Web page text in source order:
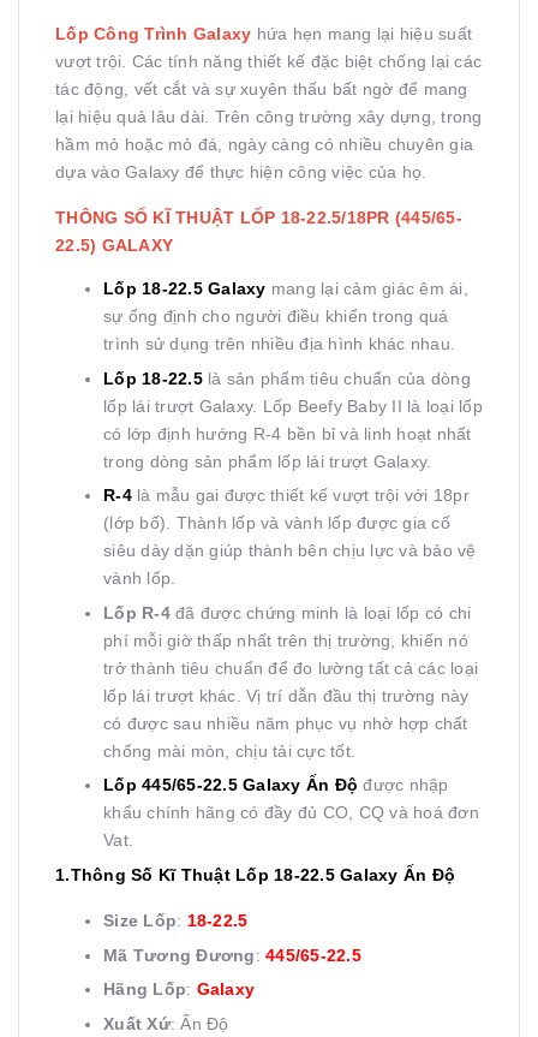
Lốp Công Trình Galaxy hứa hẹn mang lại hiệu suất
vượt trội. Các tính năng thiết kế đặc biệt chống lại các
tác động, vết cắt và sự xuyên thấu bất ngờ để mang
lại hiệu quả lâu dài. Trên công trường xây dựng, trong
hầm mỏ hoặc mỏ đá, ngày càng có nhiều chuyên gia
dựa vào Galaxy để thực hiện công việc của họ.
THÔNG SỐ KĨ THUẬT LỐP 18-22.5/18PR (445/65-
22.5) GALAXY
Lốp 18-22.5 Galaxy mang lại cảm giác êm ái,
sự ổng định cho người điều khiển trong quá
trình sử dụng trên nhiều địa hình khác nhau.
Lốp 18-22.5 là sản phẩm tiêu chuẩn của dòng
lốp lái trượt Galaxy. Lốp Beefy Baby II là loại lốp
có lớp định hướng R-4 bền bỉ và linh hoạt nhất
trong dòng sản phẩm lốp lái trượt Galaxy.
R-4là mẫu gai được thiết kế vượt trội với 18pr
(lớp bố). Thành lốp và vành lốp được gia cố
siêu dày dặn giúp thành bên chịu lực và bảo vệ
vành lốp.
Lốp R-4 đã được chứng minh là loại lốp có chi
phí mỗi giờ thấp nhất trên thị trường, khiến nó
trở thành tiêu chuẩn để đo lường tất cả các loại
lốp lái trượt khác. Vị trí dẫn đầu thị trường này
có được sau nhiều năm phục vụ nhờ hợp chất
chống mài mòn, chịu tải cực tốt.
Lốp 445/65-22.5 Galaxy Ấn Độ được nhập
khẩu chính hãng có đầy đủ CO, CQ và hoá đơn
Vat.
1.Thông Số Kĩ Thuật Lốp 18-22.5 Galaxy Ấn Độ
Size Lốp: 18-22.5
Mã Tương Đương: 445/65-22.5
Hãng Lốp: Galaxy
Xuất Xứ: Ấn Độ